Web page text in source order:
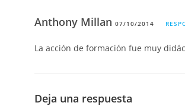
Anthony Millan07/10/2014
La acción de formación fue muy
Deja una respuesta